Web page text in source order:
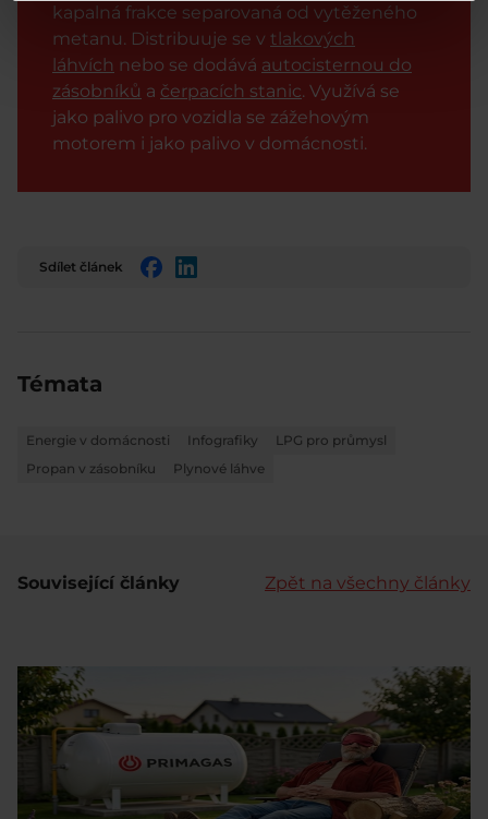
kapalná frakce separovaná od vytěženého
metanu. Distribuuje se v tlakových
láhvích nebo se dodává autocisternou do
zásobníků a čerpacích stanic. Využívá se
jako palivo pro vozidla se zážehovým
motorem i jako palivo v domácnosti.
Sdílet článek
Facebook
LinkedIn
Témata
Energie v domácnosti Infografiky
LPG pro průmysl
Propan v zásobníku
Plynové láhve
Související články Zpět na všechny články